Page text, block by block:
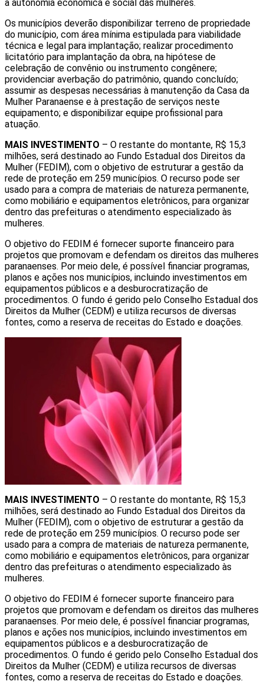
a autonomia econômica e social das mulheres.
Os municípios deverão disponibilizar terreno de propriedade
do município, com área mínima estipulada para viabilidade
técnica e legal para implantação; realizar procedimento
licitatório para implantação da obra, na hipótese de
celebração de convênio ou instrumento congênere;
providenciar averbação do patrimônio, quando concluído;
assumir as despesas necessárias à manutenção da Casa da
Mulher Paranaense e à prestação de serviços neste
equipamento; e disponibilizar equipe profissional para
atuação.
MAIS INVESTIMENTO – O restante do montante, R$ 15,3
milhões, será destinado ao Fundo Estadual dos Direitos da
Mulher (FEDIM), com o objetivo de estruturar a gestão da
rede de proteção em 259 municípios. O recurso pode ser
usado para a compra de materiais de natureza permanente,
como mobiliário e equipamentos eletrônicos, para organizar
dentro das prefeituras o atendimento especializado às
mulheres.
O objetivo do FEDIM é fornecer suporte financeiro para
projetos que promovam e defendam os direitos das mulheres
paranaenses. Por meio dele, é possível financiar programas,
planos e ações nos municípios, incluindo investimentos em
equipamentos públicos e a desburocratização de
procedimentos. O fundo é gerido pelo Conselho Estadual dos
Direitos da Mulher (CEDM) e utiliza recursos de diversas
fontes, como a reserva de receitas do Estado e doações.
MAIS INVESTIMENTO – O restante do montante, R$ 15,3
milhões, será destinado ao Fundo Estadual dos Direitos da
Mulher (FEDIM), com o objetivo de estruturar a gestão da
rede de proteção em 259 municípios. O recurso pode ser
usado para a compra de materiais de natureza permanente,
como mobiliário e equipamentos eletrônicos, para organizar
dentro das prefeituras o atendimento especializado às
mulheres.
O objetivo do FEDIM é fornecer suporte financeiro para
projetos que promovam e defendam os direitos das mulheres
paranaenses. Por meio dele, é possível financiar programas,
planos e ações nos municípios, incluindo investimentos em
equipamentos públicos e a desburocratização de
procedimentos. O fundo é gerido pelo Conselho Estadual dos
Direitos da Mulher (CEDM) e utiliza recursos de diversas
fontes, como a reserva de receitas do Estado e doações.